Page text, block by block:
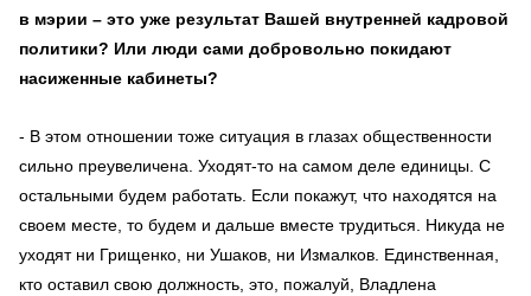
в мэрии – это уже результат Вашей внутренней кадровой
политики? Или люди сами добровольно покидают
насиженные кабинеты?
- В этом отношении тоже ситуация в глазах общественности
сильно преувеличена. Уходят-то на самом деле единицы. С
остальными будем работать. Если покажут, что находятся на
своем месте, то будем и дальше вместе трудиться. Никуда не
уходят ни Грищенко, ни Ушаков, ни Измалков. Единственная,
кто оставил свою должность, это, пожалуй, Владлена